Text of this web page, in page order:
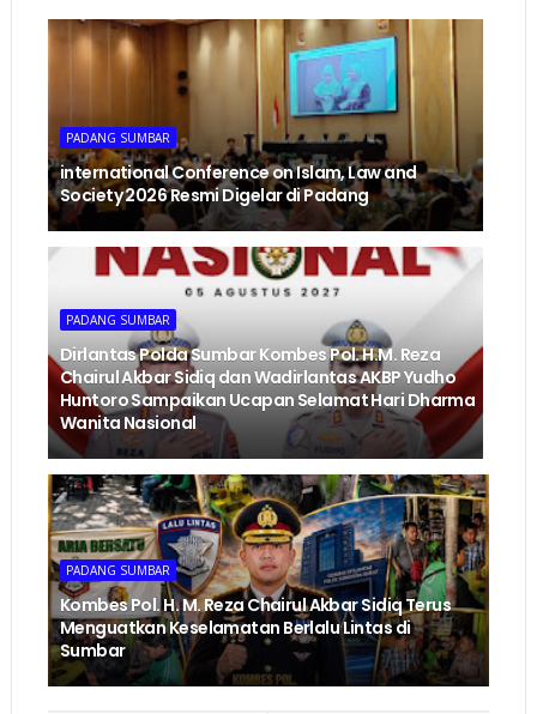
PADANG SUMBAR
international Conference on Islam, Law and
Society 2026 Resmi Digelar di Padang
PADANG SUMBAR
Dirlantas Polda Sumbar Kombes Pol. H.M. Reza
Chairul Akbar Sidiq dan Wadirlantas AKBP Yudho
Huntoro Sampaikan Ucapan Selamat Hari Dharma
Wanita Nasional
PADANG SUMBAR
Kombes Pol. H. M. Reza Chairul Akbar Sidiq Terus
Menguatkan Keselamatan Berlalu Lintas di
Sumbar